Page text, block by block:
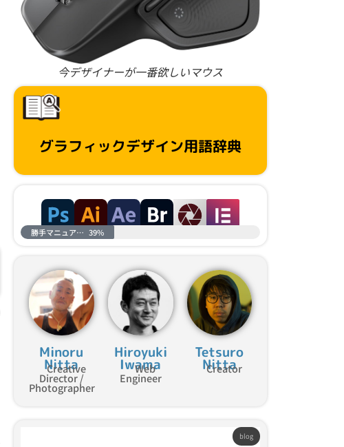
今デザイナーが一番欲しいマウス
グラフィックデザイン用語辞典
勝手マニュアル進捗 39%
Minoru
Nitta
Creative
Director /
Photographer
Hiroyuki
Iwama
Web
Engineer
Tetsuro
Nitta
Creator
blog